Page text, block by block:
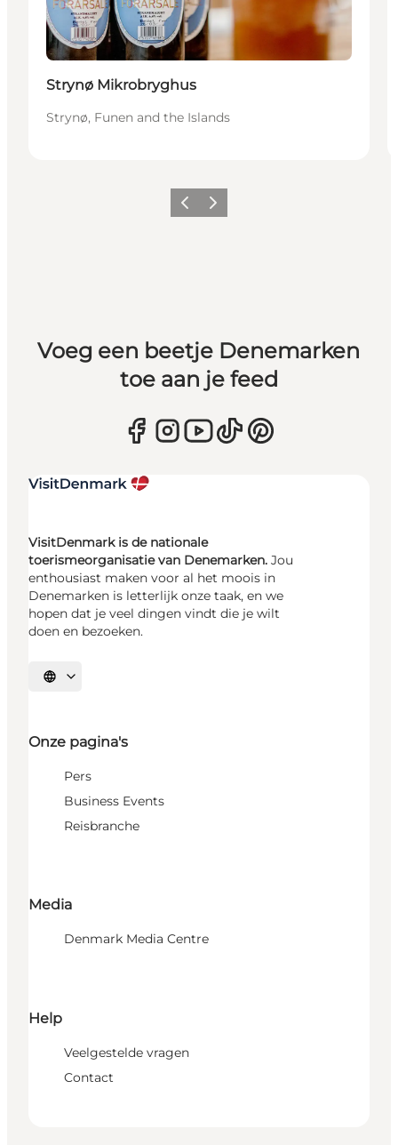
Strynø Mikrobryghus
Strynø, Funen and the Islands
Vorige Volgende
Voeg een beetje Denemarken
toe aan je feed
VisitDenmark is de nationale
toerismeorganisatie van Denemarken. Jou
enthousiast maken voor al het moois in
Denemarken is letterlijk onze taak, en we
hopen dat je veel dingen vindt die je wilt
doen en bezoeken.
Selecteer taal
Onze pagina's
Pers
Business Events
Reisbranche
Media
Denmark Media Centre
Help
Veelgestelde vragen
Contact